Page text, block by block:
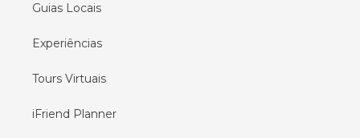
Guias Locais
Experiências
Tours Virtuais
iFriend Planner